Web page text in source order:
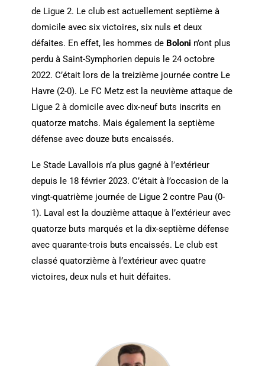
de Ligue 2. Le club est actuellement septième à
domicile avec six victoires, six nuls et deux
défaites. En effet, les hommes de Boloni n’ont plus
perdu à Saint-Symphorien depuis le 24 octobre
2022. C’était lors de la treizième journée contre Le
Havre (2-0). Le FC Metz est la neuvième attaque de
Ligue 2 à domicile avec dix-neuf buts inscrits en
quatorze matchs. Mais également la septième
défense avec douze buts encaissés.
Le Stade Lavallois n’a plus gagné à l’extérieur
depuis le 18 février 2023. C’était à l’occasion de la
vingt-quatrième journée de Ligue 2 contre Pau (0-
1). Laval est la douzième attaque à l’extérieur avec
quatorze buts marqués et la dix-septième défense
avec quarante-trois buts encaissés. Le club est
classé quatorzième à l’extérieur avec quatre
victoires, deux nuls et huit défaites.